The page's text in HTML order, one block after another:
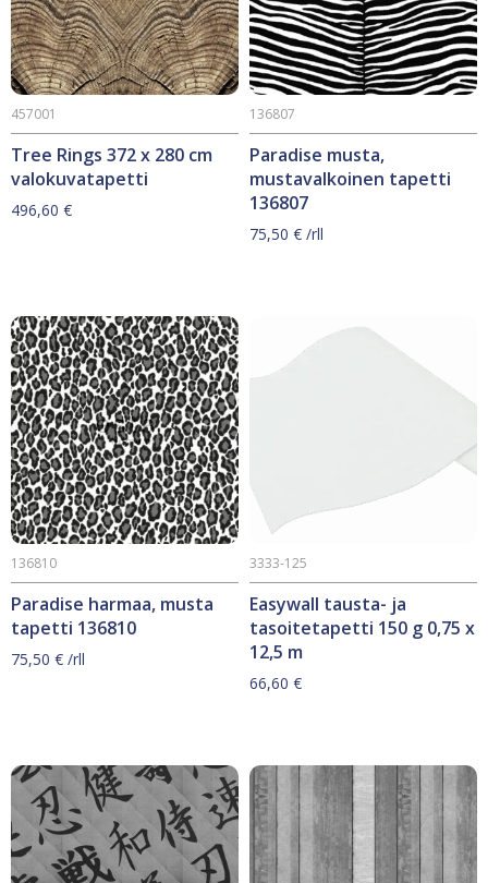
Tree Rings 372 x 280 cm
valokuvatapetti
457001
496,60 €
Paradise musta,
mustavalkoinen tapetti
136807
136807
75,50 € /rll
Paradise harmaa, musta
tapetti 136810
136810
75,50 € /rll
Easywall tausta- ja
tasoitetapetti 150 g 0,75 x
12,5 m
3333-125
66,60 €